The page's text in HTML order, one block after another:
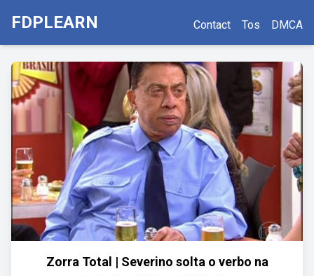
FDPLEARN Contact Tos DMCA
Zorra Total | Severino solta o verbo na